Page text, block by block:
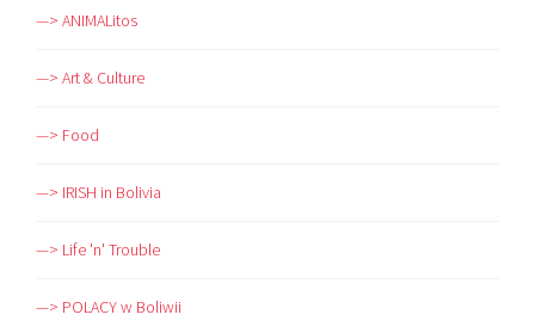
—> ANIMALitos
—> Art & Culture
—> Food
—> IRISH in Bolivia
—> Life 'n' Trouble
—> POLACY w Boliwii